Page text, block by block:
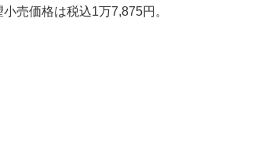
売価格は税込1万7,875円。